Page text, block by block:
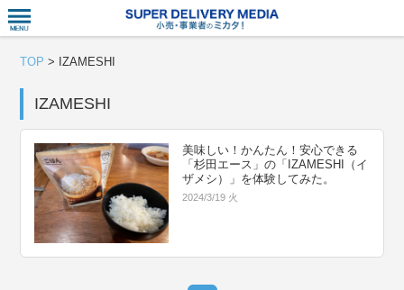
TOP > IZAMESHI
IZAMESHI
美味しい！かんたん！安心できる
「杉田エース」の「IZAMESHI（イ
ザメシ）」を体験してみた。
2024/3/19 火